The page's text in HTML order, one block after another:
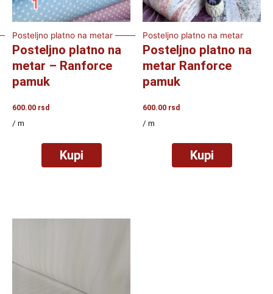
Posteljno platno na metar
Posteljno platno na
metar – Ranforce
pamuk
600.00 rsd
/ m
Kupi
Posteljno platno na metar
Posteljno platno na
metar Ranforce
pamuk
600.00 rsd
/ m
Kupi